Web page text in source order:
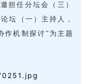
担任分坛会（三）
坛（一）主持人，
作机制探讨”为主题